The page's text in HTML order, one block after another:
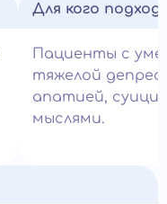
Для кого
Пациенты с
тяжелой
апатией,
мыслями.